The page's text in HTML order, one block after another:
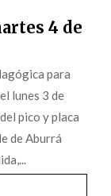
4 de
para
lunes 3 de
pico y placa
de Aburrá